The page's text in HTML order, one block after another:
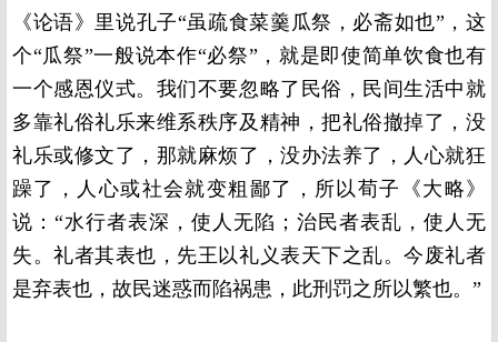
《论语》里说孔子“虽疏食菜羹瓜祭，必斋如也”，这
个“瓜祭”一般说本作“必祭”，就是即使简单饮食也有
一个感恩仪式。我们不要忽略了民俗，民间生活中就
多靠礼俗礼乐来维系秩序及精神，把礼俗撤掉了，没
礼乐或修文了，那就麻烦了，没办法养了，人心就狂
躁了，人心或社会就变粗鄙了，所以荀子《大略》
说：“水行者表深，使人无陷；治民者表乱，使人无
失。礼者其表也，先王以礼义表天下之乱。今废礼者
是弃表也，故民迷惑而陷祸患，此刑罚之所以繁也。”